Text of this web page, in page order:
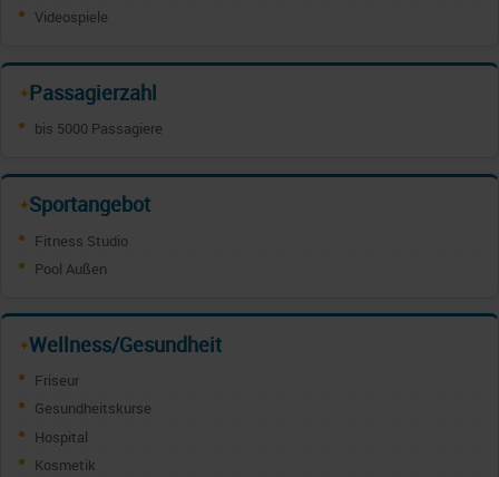
Videospiele
✦Passagierzahl
bis 5000 Passagiere
✦Sportangebot
Fitness Studio
Pool Außen
✦Wellness/Gesundheit
Friseur
Gesundheitskurse
Hospital
Kosmetik